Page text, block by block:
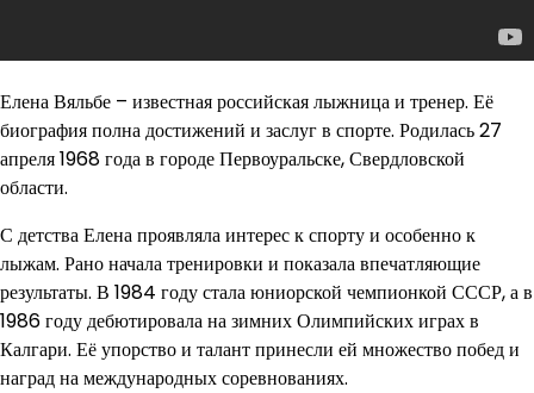
Елена Вяльбе – известная российская лыжница и тренер. Её
биография полна достижений и заслуг в спорте. Родилась 27
апреля 1968 года в городе Первоуральске, Свердловской
области.
С детства Елена проявляла интерес к спорту и особенно к
лыжам. Рано начала тренировки и показала впечатляющие
результаты. В 1984 году стала юниорской чемпионкой СССР, а в
1986 году дебютировала на зимних Олимпийских играх в
Калгари. Её упорство и талант принесли ей множество побед и
наград на международных соревнованиях.